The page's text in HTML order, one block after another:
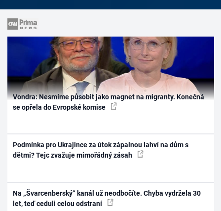
Vondra: Nesmíme působit jako magnet na migranty. Konečná
se opřela do Evropské komise
Podmínka pro Ukrajince za útok zápalnou lahví na dům s
dětmi? Tejc zvažuje mimořádný zásah
Na „Švarcenberský“ kanál už neodbočíte. Chyba vydržela 30
let, teď ceduli celou odstraní